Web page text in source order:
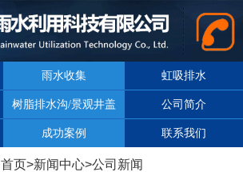
雨水收集 虹吸排水
树脂排水沟/景观井盖 公司简介
成功案例 联系我们
首页>新闻中心>公司新闻